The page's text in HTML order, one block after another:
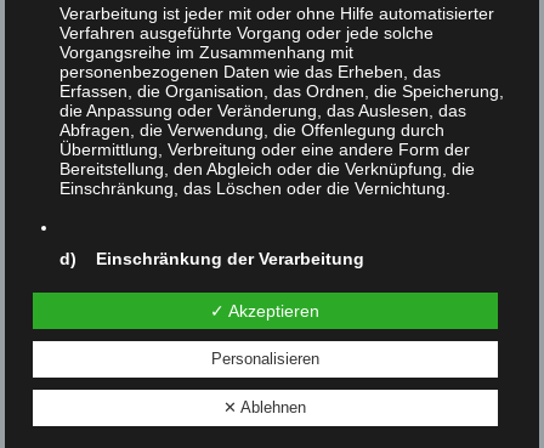
Quincy Adams, erreichten aber, daß die Sklaven, die sich
gewaltsam ihrer Peiniger entledigt hatten, nicht verurteilt,
sondern freigesprochen wurden. Vor diesem historischen
Hintergrund können auch „gewaltsame Tierbefreiungen“
gesehen werden.
Wer meine Tierrechtsarbeit unterstützen will:
https://www.paypal.me/helmutkaplan
Vorheriger Beitrag
Nächster Beitrag
Ähnliche Beiträge
Verarbeitung ist jeder mit oder ohne Hilfe automatisierter
Verfahren ausgeführte Vorgang oder jede solche
Vorgangsreihe im Zusammenhang mit
personenbezogenen Daten wie das Erheben, das
Erfassen, die Organisation, das Ordnen, die Speicherung,
die Anpassung oder Veränderung, das Auslesen, das
Abfragen, die Verwendung, die Offenlegung durch
Übermittlung, Verbreitung oder eine andere Form der
Bereitstellung, den Abgleich oder die Verknüpfung, die
Einschränkung, das Löschen oder die Vernichtung.
d) Einschränkung der Verarbeitung
Einschränkung der Verarbeitung ist die Markierung
gespeicherter personenbezogener Daten mit dem Ziel,
ihre künftige Verarbeitung einzuschränken.
✓ Akzeptieren
Personalisieren
✕ Ablehnen